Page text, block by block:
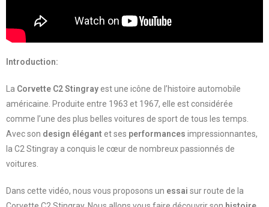
Introduction:
La Corvette C2 Stingrayest une icône de l’histoire automobile
américaine. Produite entre 1963 et 1967, elle est considérée
comme l’une des plus belles voitures de sport de tous les temps.
Avec son design élégant et ses performances impressionnantes,
la C2 Stingray a conquis le cœur de nombreux passionnés de
voitures.
Dans cette vidéo, nous vous proposons un essai sur route de la